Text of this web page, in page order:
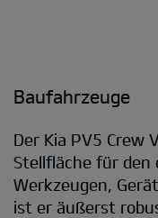
Baufahrzeuge
Der Kia PV5 Crew
Stellfläche für den
Werkzeugen,
ist er äußerst